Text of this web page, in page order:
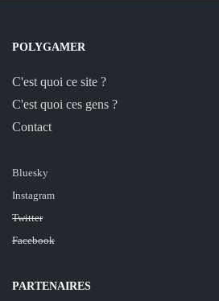
POLYGAMER
C'est quoi ce site ?
C'est quoi ces gens ?
Contact
Bluesky
Instagram
Twitter
Facebook
PARTENAIRES